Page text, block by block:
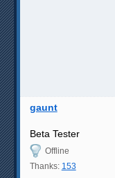
gaunt
Beta Tester
Offline
Thanks: 153